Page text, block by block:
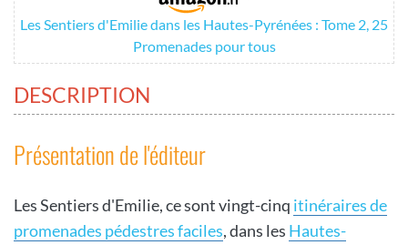
Les Sentiers d'Emilie dans les Hautes-Pyrénées : Tome 2, 25
Promenades pour tous
DESCRIPTION
Présentation de l'éditeur
Les Sentiers d'Emilie, ce sont vingt-cinq itinéraires de
promenades pédestres faciles, dans les Hautes-